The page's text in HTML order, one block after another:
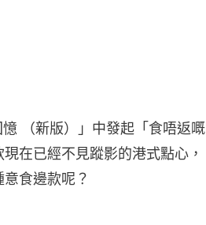
（新版）」中發起「食唔返嘅
在已經不見蹤影的港式點心，
食邊款呢？